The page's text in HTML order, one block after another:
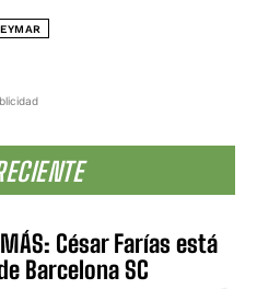
MÁS: César Farías está
Barcelona SC